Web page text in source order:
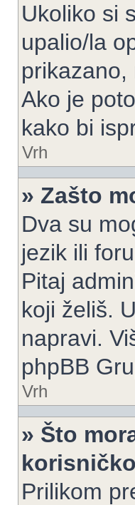
Ukoliko si
upalio/la
Ako je
kako bi
Vrh
» Zašto
Dva su
jezik ili
Pitaj
koji želiš.
napravi.
phpBB
Vrh
» Što
Prilikom